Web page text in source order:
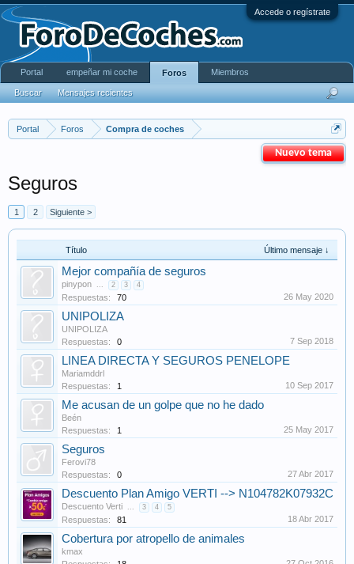
Accede o regístrate
Nuevo tema
Portal Foros Compra de coches
Seguros
1 2 Siguiente >
Título Último mensaje ↓
Mejor compañía de seguros
pinypon ... 2 3 4
Respuestas: 70 26 May 2020
UNIPOLIZA
UNIPOLIZA
Respuestas:
0 7 Sep 2018
LINEA DIRECTA Y SEGUROS PENELOPE
Mariamddrl
Respuestas:
1 10 Sep 2017
Me acusan de un golpe que no he dado
Beén
Respuestas:
1 25 May 2017
Seguros
Ferovi78
Respuestas:
0 27 Abr 2017
Descuento Plan Amigo VERTI --> N104782K07932C
Descuento Verti ... 3 4 5
Respuestas: 81 18 Abr 2017
Cobertura por atropello de animales
kmax
Portal empeñar mi coche Foros
Buscar Mensajes recientes
Miembros